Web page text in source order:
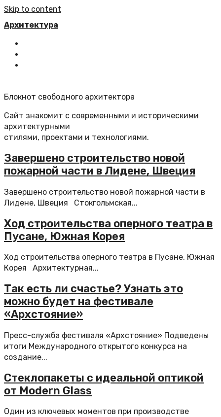
Skip to content
Архитектура
Блокнот свободного архитектора
Сайт знакомит с современными и историческими
архитектурными
стилями, проектами и технологиями.
Завершено строительство новой
пожарной части в Лидене, Швеция
Завершено строительство новой пожарной части в
Лидене, Швеция Стокгольмская...
Ход строительства оперного театра в
Пусане, Южная Корея
Ход строительства оперного театра в Пусане, Южная
Корея Архитектурная...
Так есть ли счастье? Узнать это
можно будет на фестивале
«Архстояние»
Пресс-служба фестиваля «Архстояние» Подведены
итоги Международного открытого конкурса на
создание...
Стеклопакеты с идеальной оптикой
от Modern Glass
Один из ключевых моментов при производстве